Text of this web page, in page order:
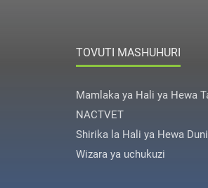
TOVUTI MASHUHURI
Mamlaka ya Hali ya Hewa
NACTVET
Shirika la Hali ya Hewa
Wizara ya uchukuzi